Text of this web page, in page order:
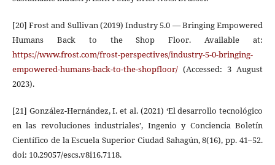
[20] Frost and Sullivan (2019) Industry 5.0 — Bringing Empowered
Humans Back to the Shop Floor. Available at:
https://www.frost.com/frost-perspectives/industry-5-0-bringing-
empowered-humans-back-to-the-shopfloor/(Accessed: 3 August
2023).
[21] González-Hernández, I. et al. (2021) ‘El desarrollo tecnológico
en las revoluciones industriales’, Ingenio y Conciencia Boletín
Científico de la Escuela Superior Ciudad Sahagún, 8(16), pp. 41–52.
doi: 10.29057/escs.v8i16.7118.